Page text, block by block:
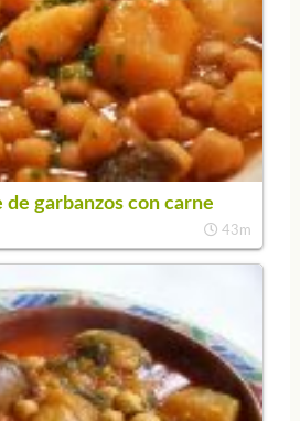
de garbanzos con carne
43m